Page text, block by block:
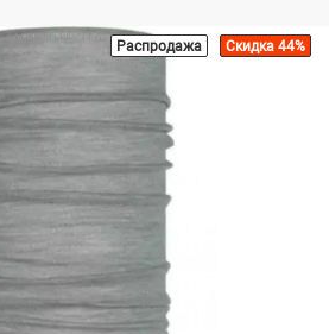
Распродажа Скидка 44%